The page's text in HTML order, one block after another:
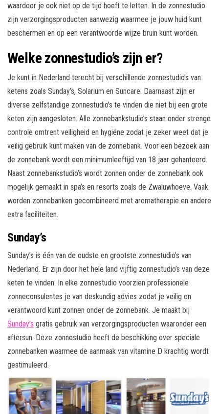
waardoor je ook niet op de tijd hoeft te letten. In de zonnestudio
zijn verzorgingsproducten aanwezig waarmee je jouw huid kunt
beschermen en op een verantwoorde wijze bruin kunt worden.
Welke zonnestudio’s zijn er?
Je kunt in Nederland terecht bij verschillende zonnestudio’s van
ketens zoals Sunday’s, Solarium en Suncare. Daarnaast zijn er
diverse zelfstandige zonnestudio’s te vinden die niet bij een grote
keten zijn aangesloten. Alle zonnebankstudio’s staan onder strenge
controle omtrent veiligheid en hygiëne zodat je zeker weet dat je
veilig gebruik kunt maken van de zonnebank. Voor een bezoek aan
de zonnebank wordt een minimumleeftijd van 18 jaar gehanteerd.
Naast zonnebankstudio’s wordt zonnen onder de zonnebank ook
mogelijk gemaakt in spa’s en resorts zoals de Zwaluwhoeve. Vaak
worden zonnebanken gecombineerd met aromatherapie en andere
extra faciliteiten.
Sunday’s
Sunday’s is één van de oudste en grootste zonnestudio’s van
Nederland. Er zijn door het hele land vijftig zonnestudio’s van deze
keten te vinden. In elke zonnestudio voorzien professionele
zonneconsulentes je van deskundig advies zodat je veilig en
verantwoord kunt zonnen onder de zonnebank. Je maakt bij
Sunday’s gratis gebruik van verzorgingsproducten waaronder een
aftersun. Deze zonnestudio heeft de beschikking over speciale
zonnebanken waarmee de aanmaak van vitamine D krachtig wordt
gestimuleerd.